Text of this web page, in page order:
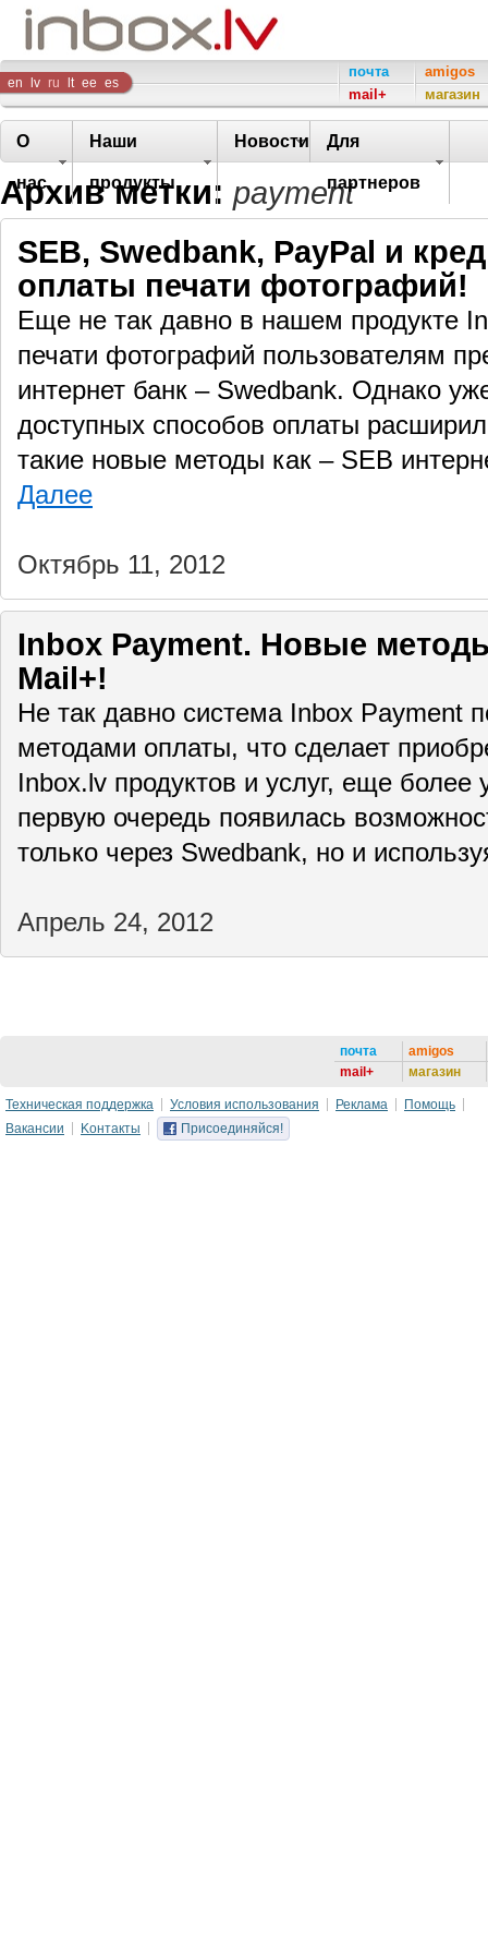
Inbox
Company
en lv ru lt ee es
почта
mail+
amigos
магазин
О
нас
Наши
продукты
Новости Для
партнеров
Архив метки: payment
SEB, Swedbank, PayPal и
оплаты печати фотографий!
Еще не так давно в нашем продукте
печати фотографий пользователям
интернет банк – Swedbank. Однако
доступных способов оплаты
такие новые методы как – SEB
Далее
Октябрь 11, 2012
Inbox Payment. Новые
Mail+!
Не так давно система Inbox Payment
методами оплаты, что сделает
Inbox.lv продуктов и услуг, еще
первую очередь появилась
только через Swedbank, но и
Апрель 24, 2012
почта
mail+
amigos
магазин
Техническая поддержка Условия использования Реклама
Помощь
Вакансии
Kонтакты Присоединяйся!